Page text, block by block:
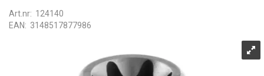
Art.nr: 124140
EAN: 3148517877986